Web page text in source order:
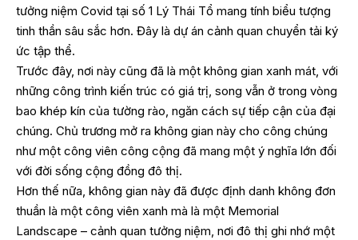
tưởng niệm Covid tại số 1 Lý Thái Tổ mang tính biểu tượng
tinh thần sâu sắc hơn. Đây là dự án cảnh quan chuyển tải ký
ức tập thể.
Trước đây, nơi này cũng đã là một không gian xanh mát, với
những công trình kiến trúc có giá trị, song vẫn ở trong vòng
bao khép kín của tường rào, ngăn cách sự tiếp cận của đại
chúng. Chủ trương mở ra không gian này cho công chúng
như một công viên công cộng đã mang một ý nghĩa lớn đối
với đời sống cộng đồng đô thị.
Hơn thế nữa, không gian này đã được định danh không đơn
thuần là một công viên xanh mà là một Memorial
Landscape – cảnh quan tưởng niệm, nơi đô thị ghi nhớ một